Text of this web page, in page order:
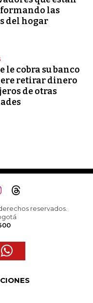
las
del hogar
le cobra su banco
retirar dinero
de otras
reservados.